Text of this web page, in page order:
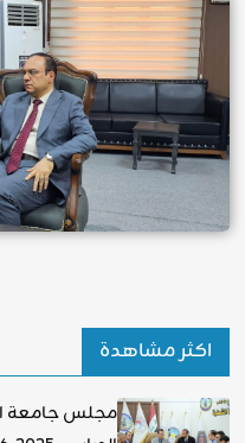
اكثر مشاهدة
مجلس جامعة